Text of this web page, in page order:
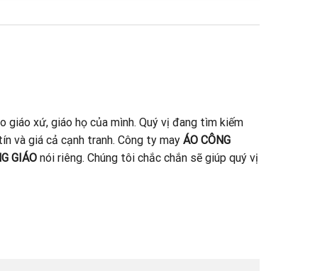
giáo xứ, giáo họ của mình. Quý vị đang tìm kiếm
và giá cả cạnh tranh. Công ty may ÁO CÔNG
GIÁO nói riêng. Chúng tôi chắc chắn sẽ giúp quý vị